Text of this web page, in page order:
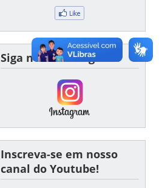
Siga nosso Instagram!
Inscreva-se em nosso
canal do Youtube!